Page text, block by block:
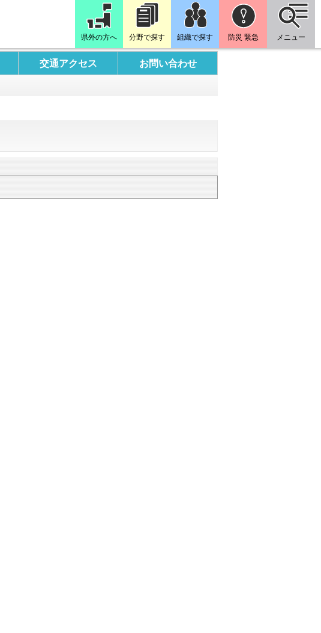
県外の方へ 分野で探す 組織で探す 防災 緊急 メニュー
交通アクセス お問い合わせ